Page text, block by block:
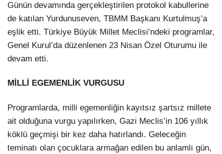
Günün devamında gerçekleştirilen protokol kabullerine
de katılan Yurdunuseven, TBMM Başkanı Kurtulmuş’a
eşlik etti. Türkiye Büyük Millet Meclisi’ndeki programlar,
Genel Kurul’da düzenlenen 23 Nisan Özel Oturumu ile
devam etti.
MİLLİ EGEMENLİK VURGUSU
Programlarda, milli egemenliğin kayıtsız şartsız millete
ait olduğuna vurgu yapılırken, Gazi Meclis’in 106 yıllık
köklü geçmişi bir kez daha hatırlandı. Geleceğin
teminatı olan çocuklara armağan edilen bu anlamlı gün,